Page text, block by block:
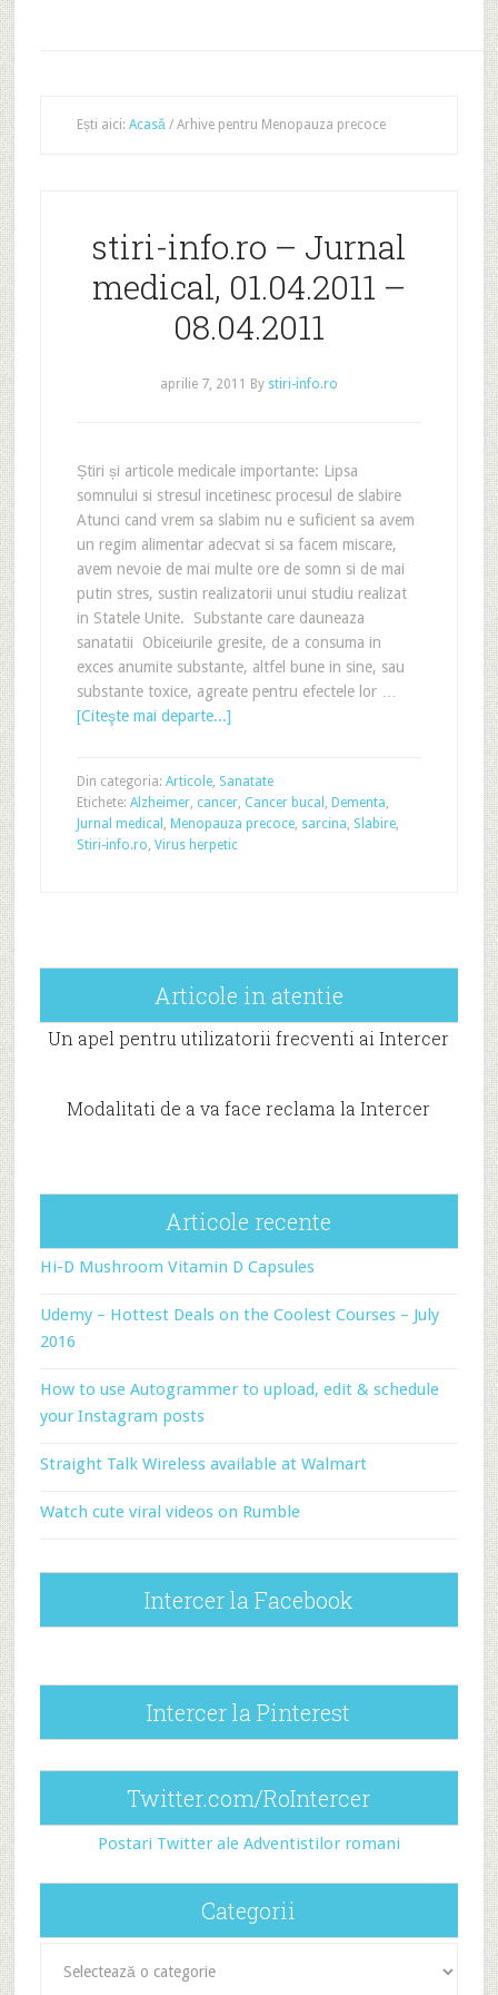
Ești aici: Acasă /Arhive pentru Menopauza precoce
stiri-info.ro – Jurnal
medical, 01.04.2011 –
08.04.2011
aprilie 7, 2011 By stiri-info.ro
Știri și articole medicale importante: Lipsa
somnului si stresul incetinesc procesul de slabire
Atunci cand vrem sa slabim nu e suficient sa avem
un regim alimentar adecvat si sa facem miscare,
avem nevoie de mai multe ore de somn si de mai
putin stres, sustin realizatorii unui studiu realizat
in Statele Unite. Substante care dauneaza
sanatatii Obiceiurile gresite, de a consuma in
exces anumite substante, altfel bune in sine, sau
substante toxice, agreate pentru efectele lor …
[Citeşte mai departe...]
Din categoria: Articole, Sanatate
Etichete: Alzheimer, cancer, Cancer bucal , Dementa,
Jurnal medical , Menopauza precoce, sarcina, Slabire,
Stiri-info.ro, Virus herpetic
Articole in atentie
Un apel pentru utilizatorii frecventi ai Intercer
Modalitati de a va face reclama la Intercer
Articole recente
Hi-D Mushroom Vitamin D Capsules
Udemy – Hottest Deals on the Coolest Courses – July
2016
How to use Autogrammer to upload, edit & schedule
your Instagram posts
Straight Talk Wireless available at Walmart
Watch cute viral videos on Rumble
Intercer la Facebook
Intercer la Pinterest
Twitter.com/RoIntercer
Postari Twitter ale Adventistilor romani
Categorii